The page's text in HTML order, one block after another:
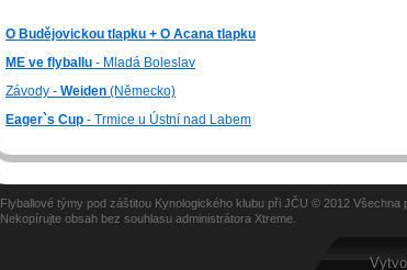
O Budějovickou tlapku + O Acana tlapku
ME ve flyballu - Mladá Boleslav
Závody - Weiden (Německo)
Eager`s Cup - Trmice u Ústní nad Labem
Flyballové týmy pod záštitou Kynologického klubu při JČU © 2012 Všechna
Nekopírujte obsah bez souhlasu administrátora Xtreme.